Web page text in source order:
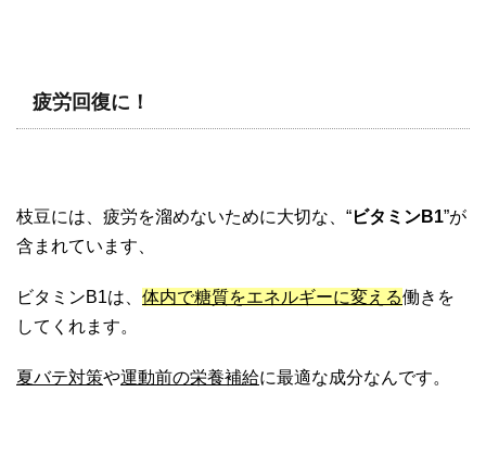
疲労回復に！
枝豆には、疲労を溜めないために大切な、“ビタミンB1”が
含まれています、
ビタミンB1は、 体内で糖質をエネルギーに変える働きを
してくれます。
夏バテ対策や運動前の栄養補給に最適な成分なんです。